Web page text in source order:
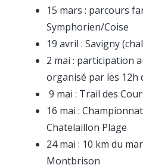
15 mars : parcours
Symphorien/Coise
19 avril : Savigny
2 mai : participation
organisé par les 12h
9 mai : Trail des
16 mai :
Chatelaillon Plage
24 mai : 10 km du
Montbrison